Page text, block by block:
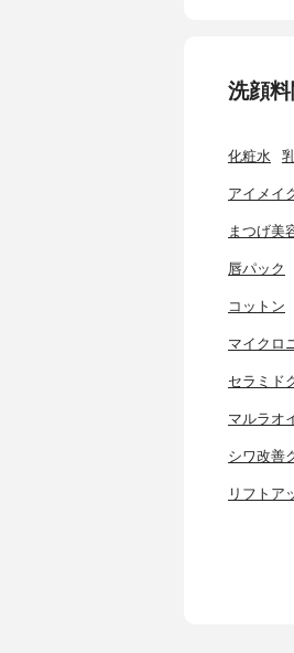
洗顔
化粧水
アイメイ
まつげ美
唇パック
コットン
マイクロ
セラミド
マルラオ
シワ改善
リフトア